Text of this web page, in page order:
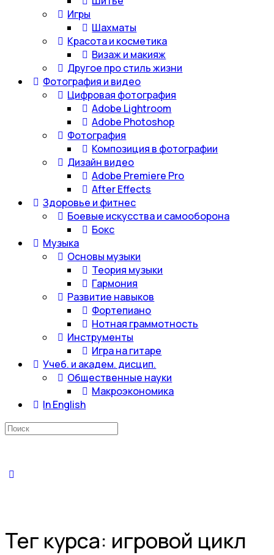
Игры
Шахматы
Красота и косметика
Визаж и макияж
Другое про стиль жизни
Фотография и видео
Цифровая фотография
Adobe Lightroom
Adobe Photoshop
Фотография
Композиция в фотографии
Дизайн видео
Adobe Premiere Pro
After Effects
Здоровье и фитнес
Боевые искусства и самооборона
Бокс
Музыка
Основы музыки
Теория музыки
Гармония
Развитие навыков
Фортепиано
Нотная граммотность
Инструменты
Игра на гитаре
Учеб. и академ. дисцип.
Общественные науки
Макроэкономика
In English
Искать:
Тег курса: игровой цикл